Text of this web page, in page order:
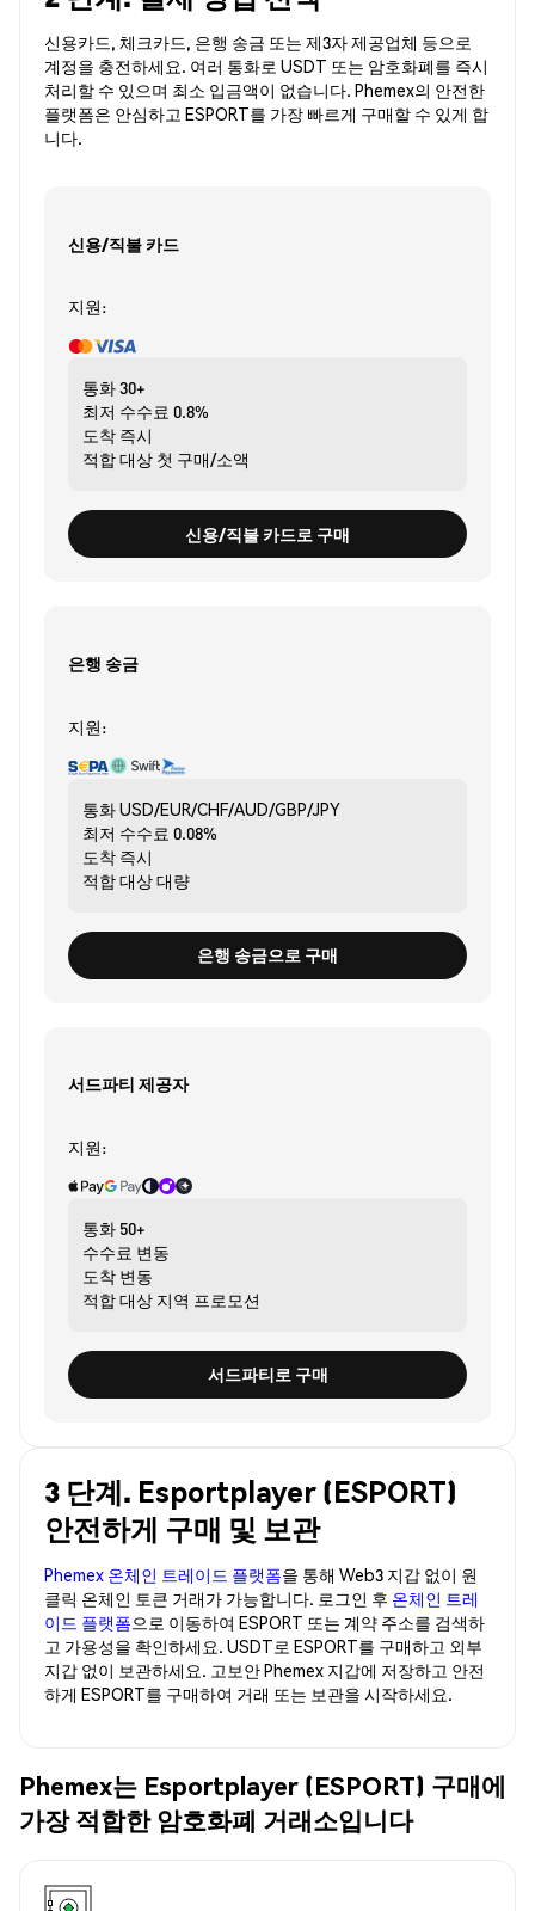
신용카드, 체크카드, 은행 송금 또는 제3자 제공업체 등으로
계정을 충전하세요. 여러 통화로 USDT 또는 암호화폐를 즉시
처리할 수 있으며 최소 입금액이 없습니다. Phemex의 안전한
플랫폼은 안심하고 ESPORT를 가장 빠르게 구매할 수 있게 합
니다.
신용/직불 카드
지원:
통화30+
최저 수수료 0.8%
도착 즉시
적합 대상 첫 구매/소액
신용/직불 카드로 구매
은행 송금
지원:
통화USD/EUR/CHF/AUD/GBP/JPY
최저 수수료 0.08%
도착 즉시
적합 대상대량
은행 송금으로 구매
서드파티 제공자
지원:
통화 50+
수수료 변동
도착 변동
적합 대상 지역 프로모션
서드파티로 구매
3 단계. Esportplayer (ESPORT)
안전하게 구매 및 보관
Phemex 온체인 트레이드 플랫폼을 통해 Web3 지갑 없이 원
클릭 온체인 토큰 거래가 가능합니다. 로그인 후 온체인 트레
이드 플랫폼으로 이동하여 ESPORT 또는 계약 주소를 검색하
고 가용성을 확인하세요. USDT로 ESPORT를 구매하고 외부
지갑 없이 보관하세요. 고보안 Phemex 지갑에 저장하고 안전
하게 ESPORT를 구매하여 거래 또는 보관을 시작하세요.
Phemex는 Esportplayer (ESPORT) 구매에
가장 적합한 암호화폐 거래소입니다